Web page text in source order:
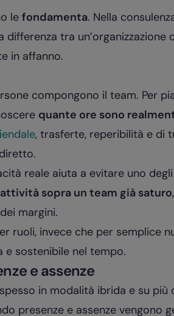
le fondamenta. Nella
tra un’organizzazione
in affanno.
compongono il team. Per
quante ore sono
, trasferte, reperibilità e di
reale aiuta a evitare uno
sopra un team già saturo
margini.
ruoli, invece che per semplice
e sostenibile nel tempo.
e assenze
in modalità ibrida e su più
presenze e assenze vengono